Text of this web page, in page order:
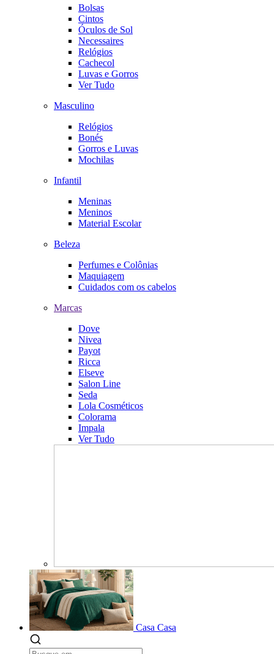
Bolsas
Cintos
Óculos de Sol
Necessaires
Relógios
Cachecol
Luvas e Gorros
Ver Tudo
Masculino
Relógios
Bonés
Gorros e Luvas
Mochilas
Infantil
Meninas
Meninos
Material Escolar
Beleza
Perfumes e Colônias
Maquiagem
Cuidados com os cabelos
Marcas
Dove
Nivea
Payot
Ricca
Elseve
Salon Line
Seda
Lola Cosméticos
Colorama
Impala
Ver Tudo
Casa Casa